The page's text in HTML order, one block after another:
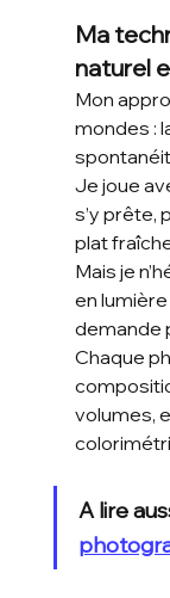
Ma
naturel
Mon
mondes :
Je joue
s’y prête,
plat
Mais je
en
demande
Chaque
volumes,
A lire